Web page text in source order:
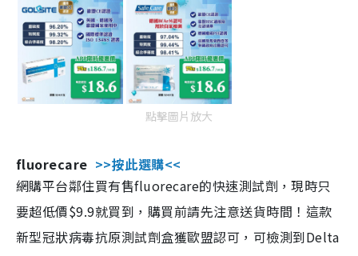
點擊圖片放大
fluorecare >>按此選購<<
網購平台鄰住買有售fluorecare的快速測試劑，現時只
要超低價$9.9就買到，購買前請先注意送貨時間！這款
新型冠狀病毒抗原測試劑盒獲歐盟認可，可檢測到Delta